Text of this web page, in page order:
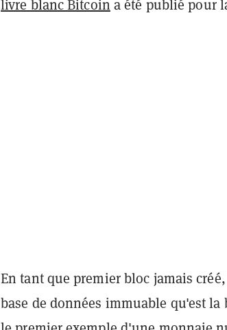
livre blanc Bitcoin a été publié pour
En tant que premier bloc jamais
base de données immuable qu'est